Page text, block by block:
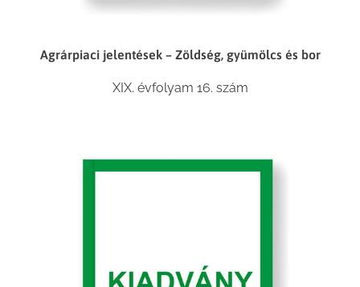
Agrárpiaci jelentések – Zöldség, gyümölcs és bor
XIX. évfolyam 16. szám